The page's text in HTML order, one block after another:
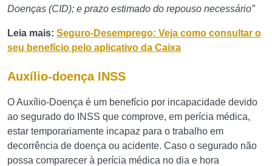
Doenças (CID); e prazo estimado do repouso necessário”
Leia mais: Seguro-Desemprego: Veja como consultar o
seu benefício pelo aplicativo da Caixa
Auxílio-doença INSS
O Auxílio-Doença é um benefício por incapacidade devido
ao segurado do INSS que comprove, em perícia médica,
estar temporariamente incapaz para o trabalho em
decorrência de doença ou acidente. Caso o segurado não
possa comparecer à perícia médica no dia e hora